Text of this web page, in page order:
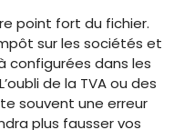
point fort du fichier.
sur les sociétés et
configurées dans les
de la TVA ou des
souvent une erreur
plus fausser vos